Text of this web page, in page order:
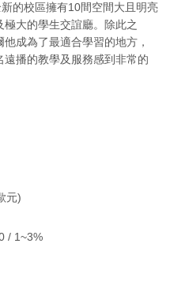
的校區擁有10間空間大且明亮
大的學生交誼廳。除此之
成為了最適合學習的地方，
播的教學及服務感到非常的
元)
/ 1~3%